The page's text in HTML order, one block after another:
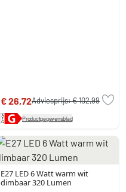
€ 26,72Adviesprijs:€ 102,99
Productgegevensblad
E27 LED 6 Watt warm wit
dimbaar 320 Lumen